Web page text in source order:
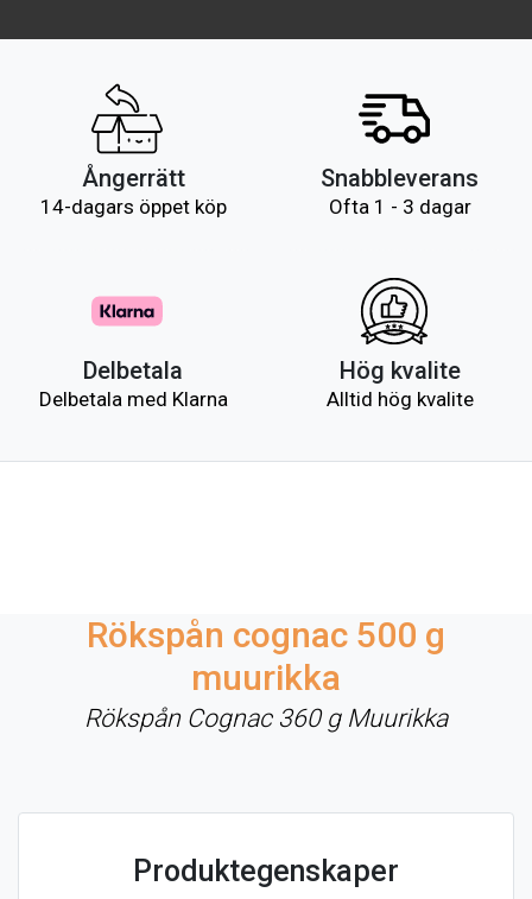
Ångerrätt
14-dagars öppet köp
Snabbleverans
Ofta 1 - 3 dagar
Delbetala
Delbetala med Klarna
Hög kvalite
Alltid hög kvalite
Rökspån cognac 500 g
muurikka
Rökspån Cognac 360 g Muurikka
Produktegenskaper